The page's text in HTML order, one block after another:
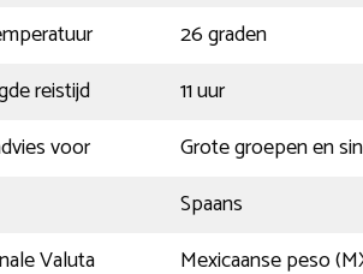
26 graden
reistijd
11 uur
voor
Grote groepen en
Spaans
Valuta
Mexicaanse peso